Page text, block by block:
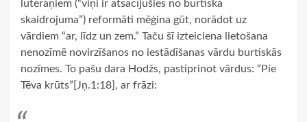
luterāņiem (“viņi ir atsacījušies no burtiskā
skaidrojuma”) reformāti mēģina gūt, norādot uz
vārdiem “ar, līdz un zem.” Taču šī izteiciena lietošana
nenozīmē novirzīšanos no iestādīšanas vārdu burtiskās
nozīmes. To pašu dara Hodžs, pastiprinot vārdus: “Pie
Tēva krūts”[Jņ.1:18], ar frāzi: